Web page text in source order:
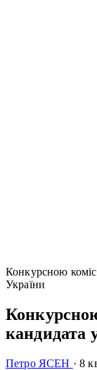
Конкурсною
України
кандидата
Петро ЯСЕН · 8